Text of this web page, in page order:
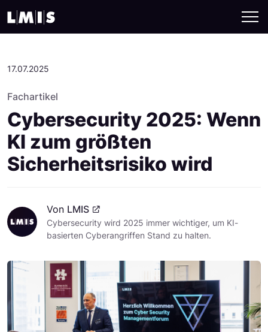
17.07.2025
Fachartikel
Cybersecurity 2025: Wenn
KI zum größten
Sicherheitsrisiko wird
Von LMIS
Cybersecurity wird 2025 immer wichtiger, um KI-
basierten Cyberangriffen Stand zu halten.